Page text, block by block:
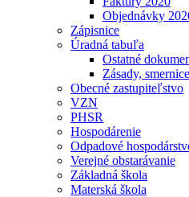
Objednávky
Zápisnice
Úradná tabuľa
Ostatné
Zásady,
Obecné zastupiteľstvo
VZN
PHSR
Hospodárenie
Odpadové
Verejné obstarávanie
Základná škola
Materská škola